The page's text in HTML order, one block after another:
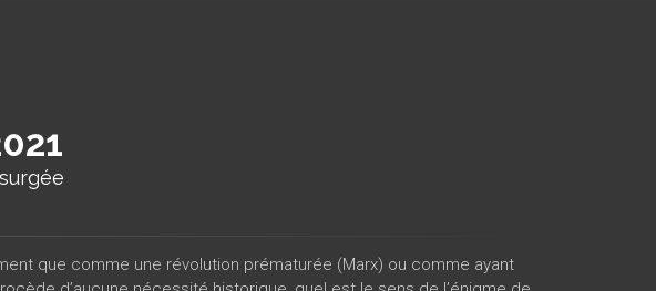
que comme une révolution prématurée (Marx) ou comme ayant